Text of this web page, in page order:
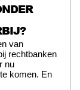
van
rechtbanken
nu
komen. En